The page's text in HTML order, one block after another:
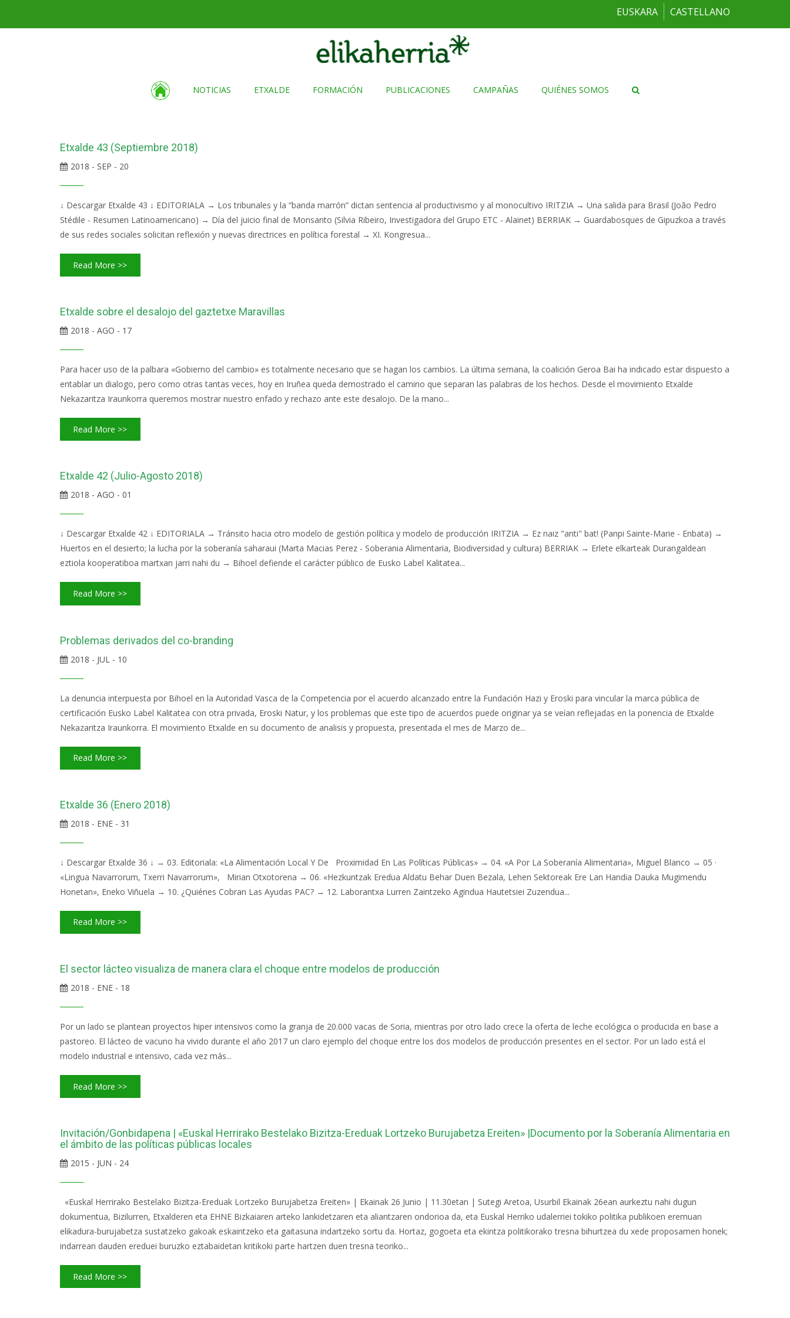
EUSKARA CASTELLANO
NOTICIAS ETXALDE FORMACIÓN PUBLICACIONES CAMPAÑAS QUIÉNES SOMOS
Etxalde 43 (Septiembre 2018)
2018 - SEP - 20
↓ Descargar Etxalde 43 ↓ EDITORIALA → Los tribunales y la “banda marrón” dictan sentencia al productivismo y al monocultivo IRITZIA → Una salida para Brasil (João Pedro
Stédile - Resumen Latinoamericano) → Día del juicio final de Monsanto (Silvia Ribeiro, Investigadora del Grupo ETC - Alainet) BERRIAK → Guardabosques de Gipuzkoa a través
de sus redes sociales solicitan reflexión y nuevas directrices en política forestal → XI. Kongresua...
Read More >>
Etxalde sobre el desalojo del gaztetxe Maravillas
2018 - AGO - 17
Para hacer uso de la palbara «Gobierno del cambio» es totalmente necesario que se hagan los cambios. La última semana, la coalición Geroa Bai ha indicado estar dispuesto a
entablar un dialogo, pero como otras tantas veces, hoy en Iruñea queda demostrado el camino que separan las palabras de los hechos. Desde el movimiento Etxalde
Nekazaritza Iraunkorra queremos mostrar nuestro enfado y rechazo ante este desalojo. De la mano...
Read More >>
Etxalde 42 (Julio-Agosto 2018)
2018 - AGO - 01
↓ Descargar Etxalde 42 ↓ EDITORIALA → Tránsito hacia otro modelo de gestión política y modelo de producción IRITZIA → Ez naiz "anti" bat! (Panpi Sainte-Marie - Enbata) →
Huertos en el desierto; la lucha por la soberanía saharaui (Marta Macias Perez - Soberania Alimentaria, Biodiversidad y cultura) BERRIAK → Erlete elkarteak Durangaldean
eztiola kooperatiboa martxan jarri nahi du → Bihoel defiende el carácter público de Eusko Label Kalitatea...
Read More >>
Problemas derivados del co-branding
2018 - JUL - 10
La denuncia interpuesta por Bihoel en la Autoridad Vasca de la Competencia por el acuerdo alcanzado entre la Fundación Hazi y Eroski para vincular la marca pública de
certificación Eusko Label Kalitatea con otra privada, Eroski Natur, y los problemas que este tipo de acuerdos puede originar ya se veían reflejadas en la ponencia de Etxalde
Nekazaritza Iraunkorra. El movimiento Etxalde en su documento de analisis y propuesta, presentada el mes de Marzo de...
Read More >>
Etxalde 36 (Enero 2018)
2018 - ENE - 31
↓ Descargar Etxalde 36 ↓ → 03. Editoriala: «La Alimentación Local Y De Proximidad En Las Políticas Públicas» → 04. «A Por La Soberanía Alimentaria», Miguel Blanco → 05 ·
«Lingua Navarrorum, Txerri Navarrorum», Mirian Otxotorena → 06. «Hezkuntzak Eredua Aldatu Behar Duen Bezala, Lehen Sektoreak Ere Lan Handia Dauka Mugimendu
Honetan», Eneko Viñuela → 10. ¿Quiénes Cobran Las Ayudas PAC? → 12. Laborantxa Lurren Zaintzeko Agindua Hautetsiei Zuzendua...
Read More >>
El sector lácteo visualiza de manera clara el choque entre modelos de producción
2018 - ENE - 18
Por un lado se plantean proyectos hiper intensivos como la granja de 20.000 vacas de Soria, mientras por otro lado crece la oferta de leche ecológica o producida en base a
pastoreo. El lácteo de vacuno ha vivido durante el año 2017 un claro ejemplo del choque entre los dos modelos de producción presentes en el sector. Por un lado está el
modelo industrial e intensivo, cada vez más...
Read More >>
Invitación/Gonbidapena | «Euskal Herrirako Bestelako Bizitza-Ereduak Lortzeko Burujabetza Ereiten» |Documento por la Soberanía Alimentaria en
el ámbito de las políticas públicas locales
2015 - JUN - 24
«Euskal Herrirako Bestelako Bizitza-Ereduak Lortzeko Burujabetza Ereiten» | Ekainak 26 Junio | 11.30etan | Sutegi Aretoa, Usurbil Ekainak 26ean aurkeztu nahi dugun
dokumentua, Bizilurren, Etxalderen eta EHNE Bizkaiaren arteko lankidetzaren eta aliantzaren ondorioa da, eta Euskal Herriko udalerriei tokiko politika publikoen eremuan
elikadura-burujabetza sustatzeko gakoak eskaintzeko eta gaitasuna indartzeko sortu da. Hortaz, gogoeta eta ekintza politikorako tresna bihurtzea du xede proposamen honek;
indarrean dauden ereduei buruzko eztabaidetan kritikoki parte hartzen duen tresna teoriko...
Read More >>